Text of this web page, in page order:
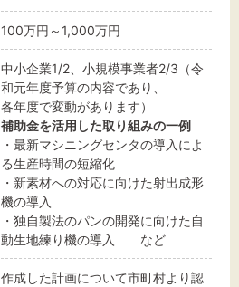
100万円～1,000万円
中小企業1/2、小規模事業者2/3（令
和元年度予算の内容であり、
各年度で変動があります）
補助金を活用した取り組みの一例
・最新マシニングセンタの導入によ
る生産時間の短縮化
・新素材への対応に向けた射出成形
機の導入
・独自製法のパンの開発に向けた自
動生地練り機の導入 など
作成した計画について市町村より認